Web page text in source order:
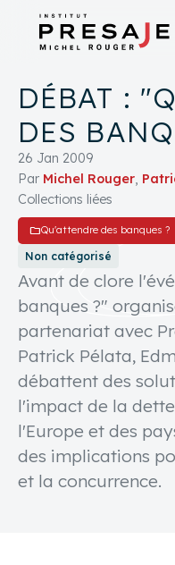
Recherche avancée
DÉBAT :
DES
26 Jan 2009
Par Michel Rouger,
Collections liées
folderQu'attendre des banques ?
Non catégorisé
Avant de clore
banques ?"
partenariat avec
Patrick Pélata,
débattent des
l'impact de la
l'Europe et des
des implications
et la concurrence.